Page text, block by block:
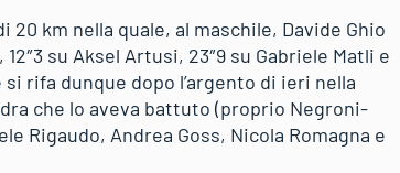
km nella quale, al maschile, Davide Ghio
su Aksel Artusi, 23″9 su Gabriele Matli e
si rifa dunque dopo l’argento di ieri nella
che lo aveva battuto (proprio Negroni-
Rigaudo, Andrea Goss, Nicola Romagna e